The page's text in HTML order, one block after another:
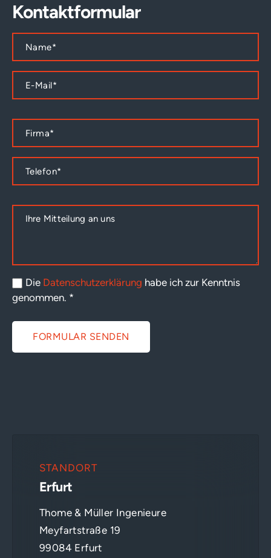
Kontaktformular
Die Datenschutzerklärung habe ich zur Kenntnis
genommen. *
FORMULAR SENDEN
STANDORT
Erfurt
Thome & Müller Ingenieure
Meyfartstraße 19
99084 Erfurt